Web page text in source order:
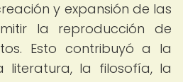
y expansión de las
la reproducción de
Esto contribuyó a la
literatura, la filosofía, la